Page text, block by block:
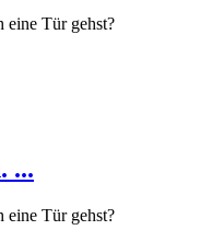
Tür gehst?
...
Tür gehst?